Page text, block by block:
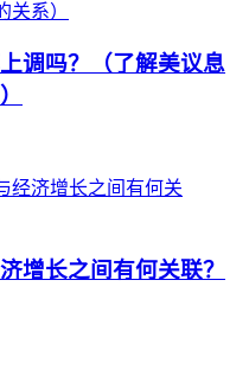
调吗？（了解美议息
增长之间有何关联？